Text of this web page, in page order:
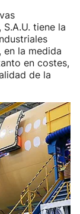
tiene la
en la medida
en costes,
de la